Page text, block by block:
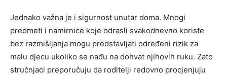
Jednako važna je i sigurnost unutar doma. Mnogi
predmeti i namirnice koje odrasli svakodnevno koriste
bez razmišljanja mogu predstavljati određeni rizik za
malu djecu ukoliko se nađu na dohvat njihovih ruku. Zato
stručnjaci preporučuju da roditelji redovno procjenjuju